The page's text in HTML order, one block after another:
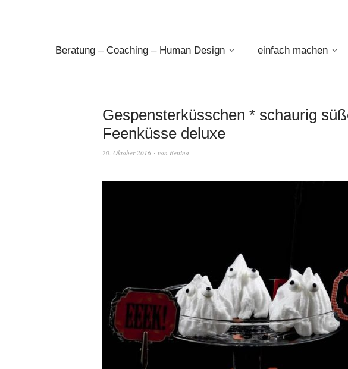
Beratung – Coaching – Human Design einfach machen
Gespensterküsschen * schaurig
Feenküsse deluxe
20. Oktober 2016 von Bettina